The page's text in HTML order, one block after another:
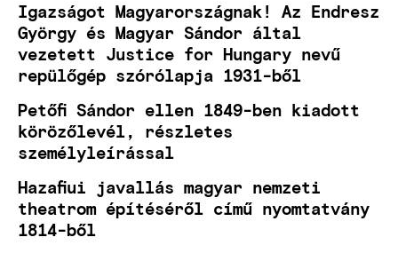
Igazságot Magyarországnak! Az Endresz
György és Magyar Sándor által
vezetett Justice for Hungary nevű
repülőgép szórólapja 1931-ből
Petőfi Sándor ellen 1849-ben kiadott
körözőlevél, részletes
személyleírással
Hazafiui javallás magyar nemzeti
theatrom építéséről című nyomtatvány
1814-ből